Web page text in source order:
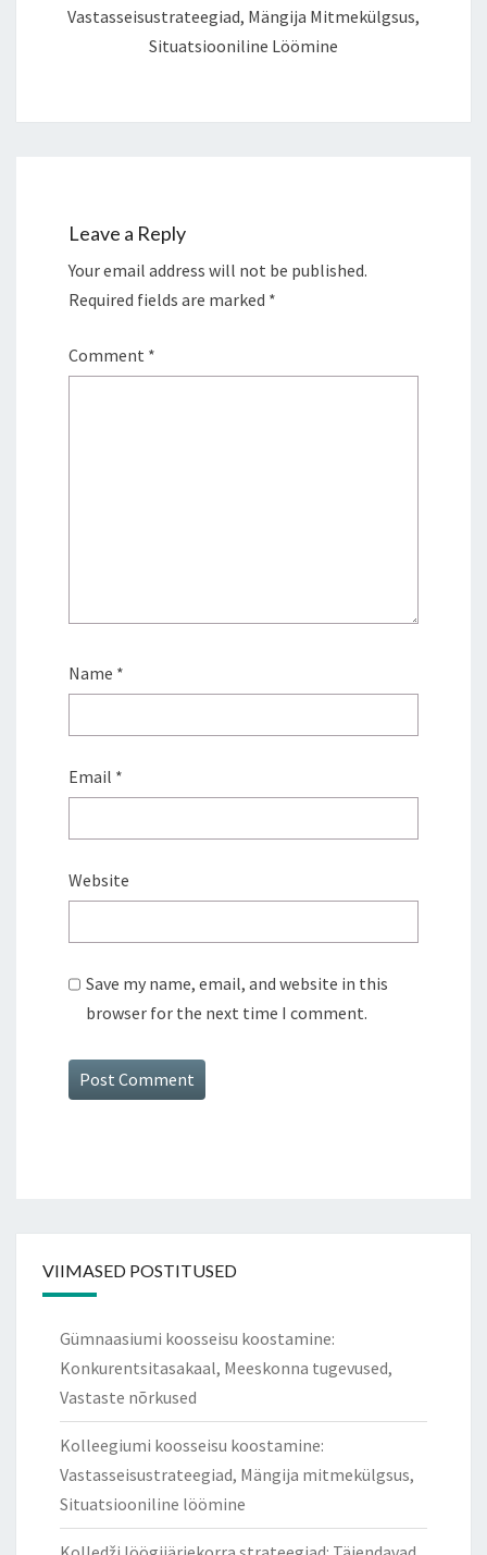
Vastasseisustrateegiad, Mängija Mitmekülgsus,
Situatsiooniline Löömine
Leave a Reply
Your email address will not be published.
Required fields are marked *
Comment *
Name *
Email *
Website
Save my name, email, and website in this
browser for the next time I comment.
VIIMASED POSTITUSED
Gümnaasiumi koosseisu koostamine:
Konkurentsitasakaal, Meeskonna tugevused,
Vastaste nõrkused
Kolleegiumi koosseisu koostamine:
Vastasseisustrateegiad, Mängija mitmekülgsus,
Situatsiooniline löömine